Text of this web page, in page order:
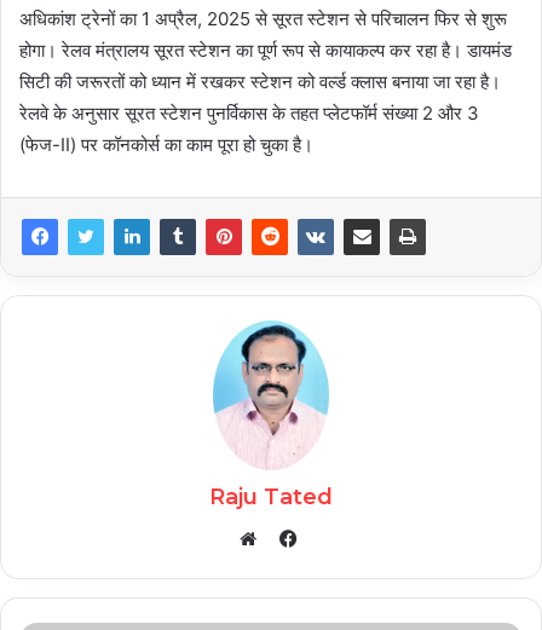
अधिकांश ट्रेनों का 1 अप्रैल, 2025 से सूरत स्टेशन से परिचालन फिर से शुरू
होगा। रेलव मंत्रालय सूरत स्टेशन का पूर्ण रूप से कायाकल्प कर रहा है। डायमंड
सिटी की जरूरतों को ध्यान में रखकर स्टेशन को वर्ल्ड क्लास बनाया जा रहा है।
रेलवे के अनुसार सूरत स्टेशन पुनर्विकास के तहत प्लेटफॉर्म संख्‍या 2 और 3
(फेज-II) पर कॉनकोर्स का काम पूरा हो चुका है।
Raju Tated
Facebook